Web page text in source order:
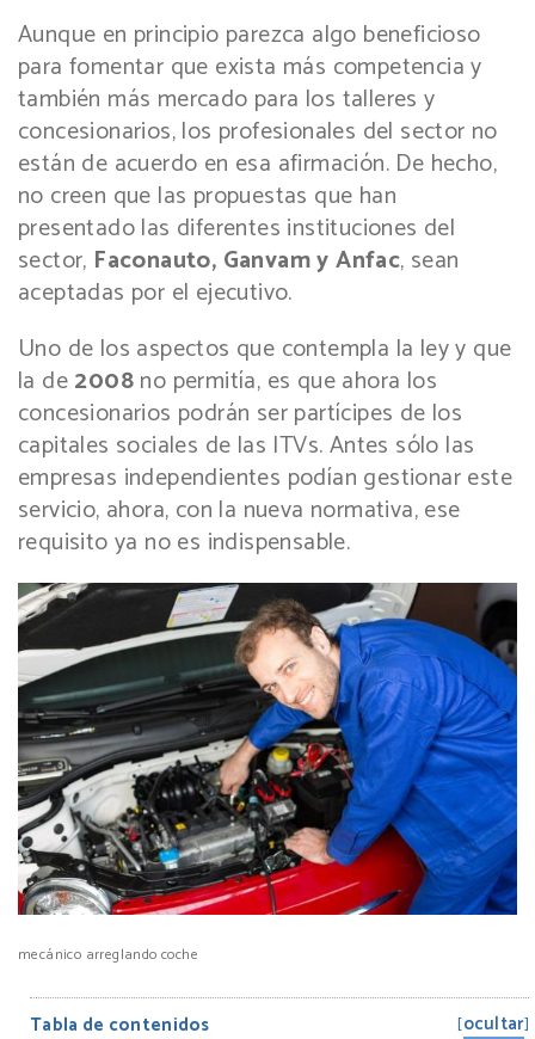
Aunque en principio parezca algo beneficioso
para fomentar que exista más competencia y
también más mercado para los talleres y
concesionarios, los profesionales del sector no
están de acuerdo en esa afirmación. De hecho,
no creen que las propuestas que han
presentado las diferentes instituciones del
sector, Faconauto, Ganvam y Anfac, sean
aceptadas por el ejecutivo.
Uno de los aspectos que contempla la ley y que
la de2008no permitía, es que ahora los
concesionarios podrán ser partícipes de los
capitales sociales de las ITVs. Antes sólo las
empresas independientes podían gestionar este
servicio, ahora, con la nueva normativa, ese
requisito ya no es indispensable.
mecánico arreglando coche
Tabla de contenidos [ocultar]